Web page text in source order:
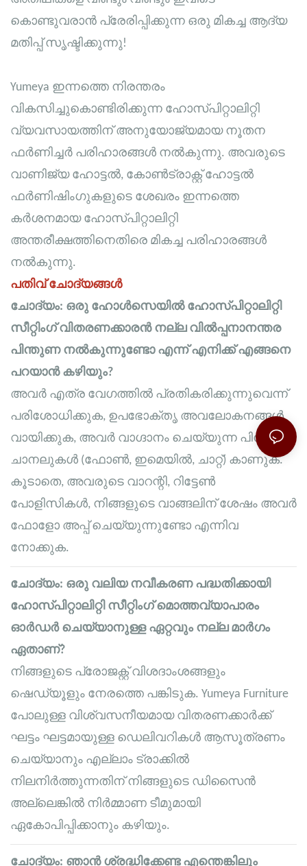
കൊണ്ടുവരാൻ പ്രേരിപ്പിക്കുന്ന ഒരു മികച്ച ആദ്യ
മതിപ്പ് സൃഷ്ടിക്കുന്നു!
Yumeya ഇന്നത്തെ നിരന്തരം
വികസിച്ചുകൊണ്ടിരിക്കുന്ന ഹോസ്പിറ്റാലിറ്റി
വ്യവസായത്തിന് അനുയോജ്യമായ നൂതന
ഫർണിച്ചർ പരിഹാരങ്ങൾ നൽകുന്നു. അവരുടെ
വാണിജ്യ ഹോട്ടൽ, കോൺട്രാക്റ്റ് ഹോട്ടൽ
ഫർണിഷിംഗുകളുടെ ശേഖരം ഇന്നത്തെ
കർശനമായ ഹോസ്പിറ്റാലിറ്റി
അന്തരീക്ഷത്തിനെതിരെ മികച്ച പരിഹാരങ്ങൾ
നൽകുന്നു.
പതിവ് ചോദ്യങ്ങൾ
ചോദ്യം: ഒരു ഹോൾസെയിൽ ഹോസ്പിറ്റാലിറ്റി
സീറ്റിംഗ് വിതരണക്കാരൻ നല്ല വിൽപ്പനാനന്തര
പിന്തുണ നൽകുന്നുണ്ടോ എന്ന് എനിക്ക് എങ്ങനെ
പറയാൻ കഴിയും?
അവർ എത്ര വേഗത്തിൽ പ്രതികരിക്കുന്നുവെന്ന്
പരിശോധിക്കുക, ഉപഭോക്തൃ അവലോകനങ്ങൾ
വായിക്കുക, അവർ വാഗ്ദാനം ചെയ്യുന്ന പിന്തുണാ
ചാനലുകൾ (ഫോൺ, ഇമെയിൽ, ചാറ്റ്) കാണുക.
കൂടാതെ, അവരുടെ വാറന്റി, റിട്ടേൺ
പോളിസികൾ, നിങ്ങളുടെ വാങ്ങലിന് ശേഷം അവർ
ഫോളോ അപ്പ് ചെയ്യുന്നുണ്ടോ എന്നിവ
നോക്കുക.
ചോദ്യം: ഒരു വലിയ നവീകരണ പദ്ധതിക്കായി
ഹോസ്പിറ്റാലിറ്റി സീറ്റിംഗ് മൊത്തവ്യാപാരം
ഓർഡർ ചെയ്യാനുള്ള ഏറ്റവും നല്ല മാർഗം
ഏതാണ്?
നിങ്ങളുടെ പ്രോജക്റ്റ് വിശദാംശങ്ങളും
ഷെഡ്യൂളും നേരത്തെ പങ്കിടുക. Yumeya Furniture
പോലുള്ള വിശ്വസനീയമായ വിതരണക്കാർക്ക്
ഘട്ടം ഘട്ടമായുള്ള ഡെലിവറികൾ ആസൂത്രണം
ചെയ്യാനും എല്ലാം ട്രാക്കിൽ
നിലനിർത്തുന്നതിന് നിങ്ങളുടെ ഡിസൈൻ
അല്ലെങ്കിൽ നിർമ്മാണ ടീമുമായി
ഏകോപിപ്പിക്കാനും കഴിയും.
ചോദ്യം: ഞാൻ ശ്രദ്ധിക്കേണ്ട എന്തെങ്കിലും